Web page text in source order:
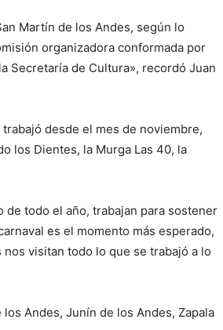
Martín de los Andes, según lo
organizadora conformada por
Secretaría de Cultura», recordó Juan
desde el mes de noviembre,
los Dientes, la Murga Las 40, la
de todo el año, trabajan para sostener
es el momento más esperado,
visitan todo lo que se trabajó a lo
Andes, Junín de los Andes, Zapala